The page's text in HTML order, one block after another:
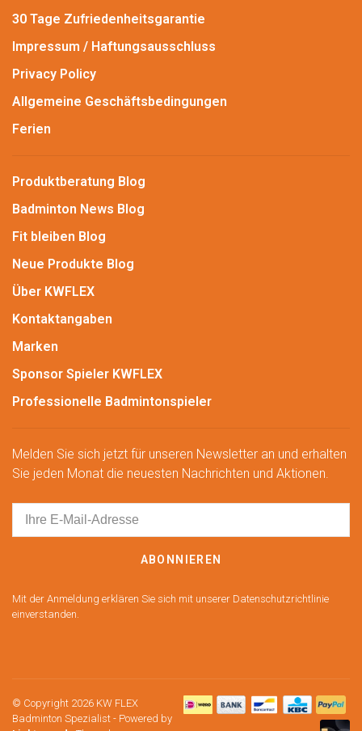
30 Tage Zufriedenheitsgarantie
Impressum / Haftungsausschluss
Privacy Policy
Allgemeine Geschäftsbedingungen
Ferien
Produktberatung Blog
Badminton News Blog
Fit bleiben Blog
Neue Produkte Blog
Über KWFLEX
Kontaktangaben
Marken
Sponsor Spieler KWFLEX
Professionelle Badmintonspieler
Melden Sie sich jetzt für unseren Newsletter an und erhalten
Sie jeden Monat die neuesten Nachrichten und Aktionen.
ABONNIEREN
Mit der Anmeldung erklären Sie sich mit unserer Datenschutzrichtlinie
einverstanden.
© Copyright 2026 KW FLEX
Badminton Spezialist - Powered by